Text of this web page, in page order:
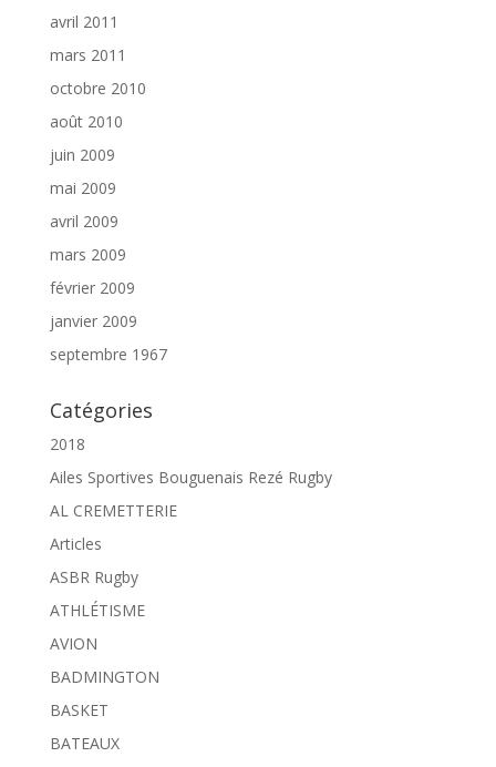
avril 2011
mars 2011
octobre 2010
août 2010
juin 2009
mai 2009
avril 2009
mars 2009
février 2009
janvier 2009
septembre 1967
Catégories
2018
Ailes Sportives Bouguenais Rezé Rugby
AL CREMETTERIE
Articles
ASBR Rugby
ATHLÉTISME
AVION
BADMINGTON
BASKET
BATEAUX